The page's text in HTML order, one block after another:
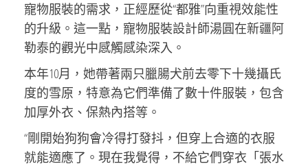
寵物服裝的需求，正經歷從“都雅”向重視效能性
的升級。這一點，寵物服裝設計師湯圓在新疆阿
勒泰的觀光中感觸感染深入。
本年10月，她帶著兩只臘腸犬前去零下十幾攝氏
度的雪原，特意為它們準備了數十件服裝，包含
加厚外衣、保熱內搭等。
“剛開始狗狗會冷得打發抖，但穿上合適的衣服
就能適應了。現在我覺得，不給它們穿衣「張水